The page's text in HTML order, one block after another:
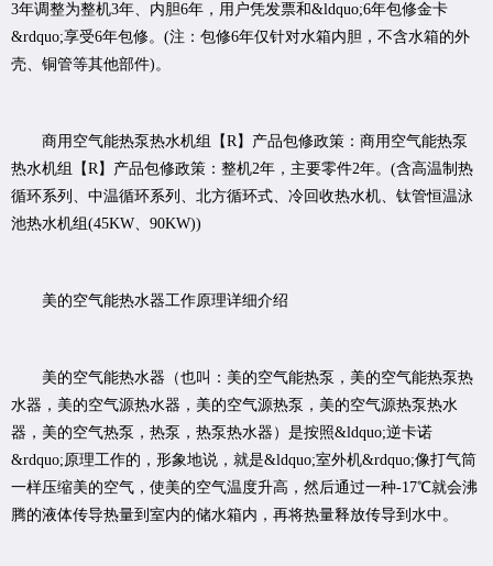
3年调整为整机3年、内胆6年，用户凭发票和&ldquo;6年包修金卡
&rdquo;享受6年包修。(注：包修6年仅针对水箱内胆，不含水箱的外
壳、铜管等其他部件)。
商用空气能热泵热水机组【R】产品包修政策：商用空气能热泵
热水机组【R】产品包修政策：整机2年，主要零件2年。(含高温制热
循环系列、中温循环系列、北方循环式、冷回收热水机、钛管恒温泳
池热水机组(45KW、90KW))
美的空气能热水器工作原理详细介绍
美的空气能热水器（也叫：美的空气能热泵，美的空气能热泵热
水器，美的空气源热水器，美的空气源热泵，美的空气源热泵热水
器，美的空气热泵，热泵，热泵热水器）是按照&ldquo;逆卡诺
&rdquo;原理工作的，形象地说，就是&ldquo;室外机&rdquo;像打气筒
一样压缩美的空气，使美的空气温度升高，然后通过一种-17℃就会沸
腾的液体传导热量到室内的储水箱内，再将热量释放传导到水中。